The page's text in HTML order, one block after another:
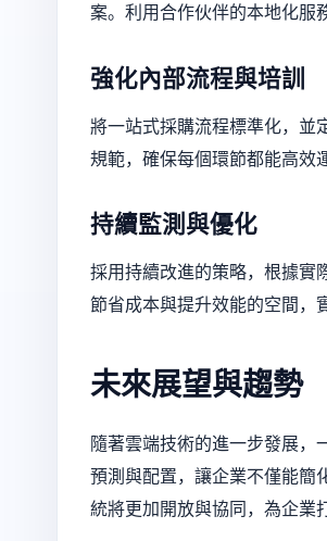
案。利用合作伙伴的本地化服
強化內部流程與培訓
將一站式採購流程標準化，並
規範，確保每個環節都能高效
持續監測與優化
採用持續改進的策略，根據實
節省成本與提升效能的空間，
未來展望與趨勢
隨著雲端技術的進一步發展，
預測與配置，讓企業不僅能簡
統將更加開放與協同，為企業